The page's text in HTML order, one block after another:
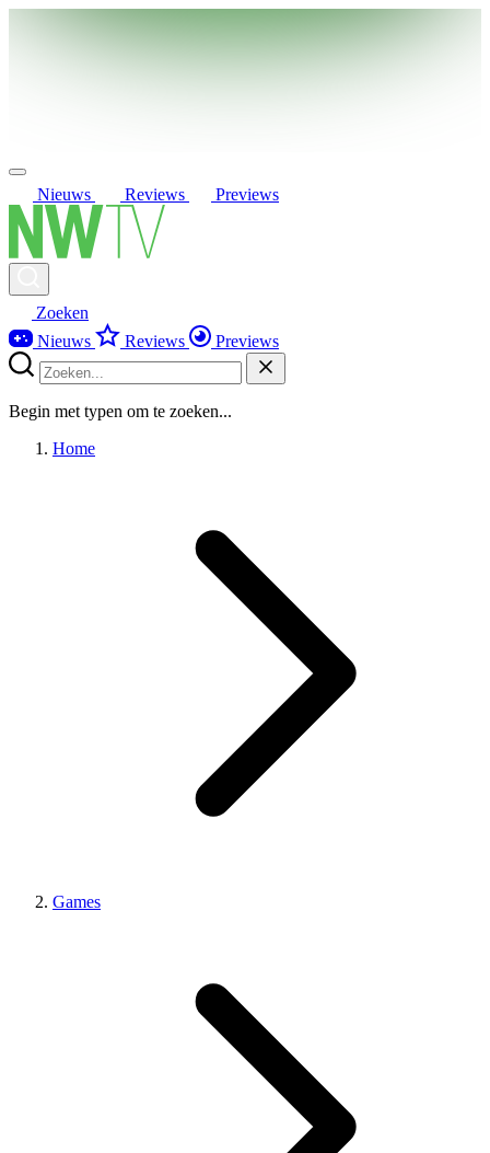
Nieuws Reviews Previews
Zoeken
Nieuws
Reviews Previews
Begin met typen om te zoeken...
Home
Games